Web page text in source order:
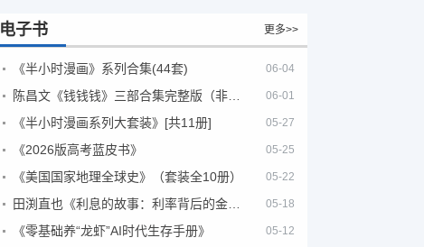
电子书 更多>>
《半小时漫画》系列合集(44套) 06-04
陈昌文《钱钱钱》三部合集完整版（非出版书籍） 06-01
《半小时漫画系列大套装》[共11册] 05-27
《2026版高考蓝皮书》 05-25
《美国国家地理全球史》（套装全10册） 05-22
田渕直也《利息的故事：利率背后的金融世界》 05-18
《零基础养“龙虾”AI时代生存手册》 05-12